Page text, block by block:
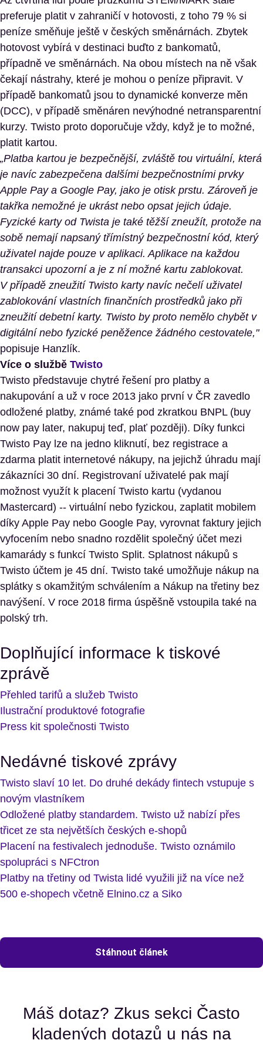
preferuje platit v zahraničí v hotovosti, z toho 79 % si
peníze směňuje ještě v českých směnárnách. Zbytek
hotovost vybírá v destinaci buďto z bankomatů,
případně ve směnárnách. Na obou místech na ně však
čekají nástrahy, které je mohou o peníze připravit. V
případě bankomatů jsou to dynamické konverze měn
(DCC), v případě směnáren nevýhodné netransparentní
kurzy. Twisto proto doporučuje vždy, když je to možné,
platit kartou.
„Platba kartou je bezpečnější, zvláště tou virtuální, která
je navíc zabezpečena dalšími bezpečnostními prvky
Apple Pay a Google Pay, jako je otisk prstu. Zároveň je
takřka nemožné je ukrást nebo opsat jejich údaje.
Fyzické karty od Twista je také těžší zneužít, protože na
sobě nemají napsaný třímístný bezpečnostní kód, který
uživatel najde pouze v aplikaci. Aplikace na každou
transakci upozorní a je z ní možné kartu zablokovat.
V případě zneužití Twisto karty navíc nečelí uživatel
zablokování vlastních finančních prostředků jako při
zneužití debetní karty. Twisto by proto nemělo chybět v
digitální nebo fyzické peněžence žádného cestovatele,"
popisuje Hanzlík.
Více o službě Twisto
Twisto představuje chytré řešení pro platby a
nakupování a už v roce 2013 jako první v ČR zavedlo
odložené platby, známé také pod zkratkou BNPL (buy
now pay later, nakupuj teď, plať později). Díky funkci
Twisto Pay lze na jedno kliknutí, bez registrace a
zdarma platit internetové nákupy, na jejichž úhradu mají
zákazníci 30 dní. Registrovaní uživatelé pak mají
možnost využít k placení Twisto kartu (vydanou
Mastercard) -- virtuální nebo fyzickou, zaplatit mobilem
díky Apple Pay nebo Google Pay, vyrovnat faktury jejich
vyfocením nebo snadno rozdělit společný účet mezi
kamarády s funkcí Twisto Split. Splatnost nákupů s
Twisto účtem je 45 dní. Twisto také umožňuje nákup na
splátky s okamžitým schválením a Nákup na třetiny bez
navýšení. V roce 2018 firma úspěšně vstoupila také na
polský trh.
Doplňující informace k tiskové
zprávě
Přehled tarifů a služeb Twisto
Ilustrační produktové fotografie
Press kit společnosti Twisto
Nedávné tiskové zprávy
Twisto slaví 10 let. Do druhé dekády fintech vstupuje s
novým vlastníkem
Odložené platby standardem. Twisto už nabízí přes
třicet ze sta největších českých e-shopů
Placení na festivalech jednoduše. Twisto oznámilo
spolupráci s NFCtron
Platby na třetiny od Twista lidé využili již na více než
500 e-shopech včetně Elnino.cz a Siko
Stáhnout článek
Máš dotaz? Zkus sekci Často
kladených dotazů u nás na